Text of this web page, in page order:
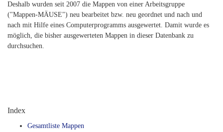
Deshalb wurden seit 2007 die Mappen von einer Arbeitsgruppe
("Mappen-MÄUSE") neu bearbeitet bzw. neu geordnet und nach und
nach mit Hilfe eines Computerprogramms ausgewertet. Damit wurde es
möglich, die bisher ausgewerteten Mappen in dieser Datenbank zu
durchsuchen.
Index
Gesamtliste Mappen